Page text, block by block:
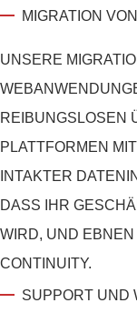
MIGRATION
UNSERE
REIBUNGSLOSEN
PLATTFORMEN
INTAKTER
DASS IHR
WIRD, UND
CONTINUITY.
SUPPORT UND